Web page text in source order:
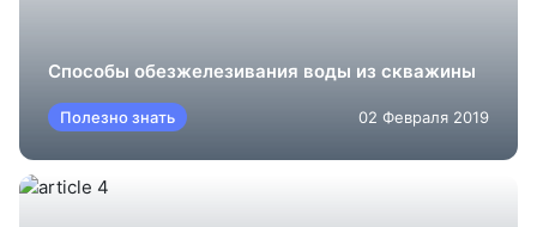
Cпособы обезжелезивания воды из скважины
Полезно знать 02 Февраля 2019